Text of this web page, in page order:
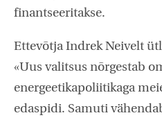
finantseeritakse.
Ettevõtja Indrek Neivelt
«Uus valitsus nõrgestab
energeetikapoliitikaga
edaspidi. Samuti